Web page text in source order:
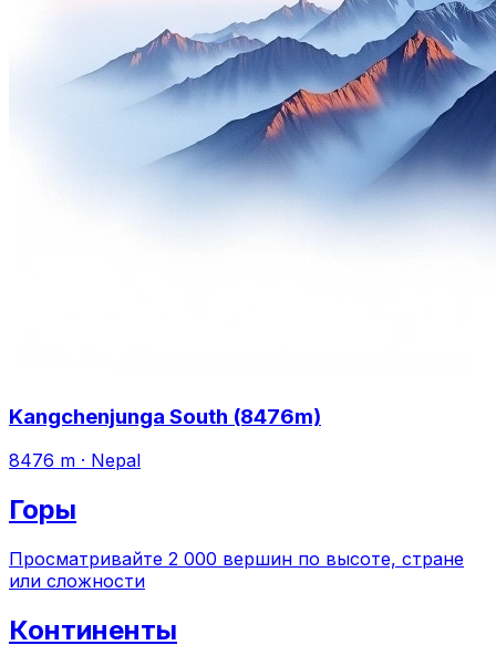
Kangchenjunga South (8476m)
8476 m · Nepal
Горы
Просматривайте 2 000 вершин по высоте, стране
или сложности
Континенты